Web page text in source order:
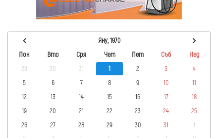
Яну, 1970
Пон
Вто Сря Чет Пет Съб
Нед
29
30 31 1 2 3
4
5
6 7 8 9 10
11
12
13 14 15 16 17
18
19
20 21 22 23 24
25
26
27 28 29 30 31
1